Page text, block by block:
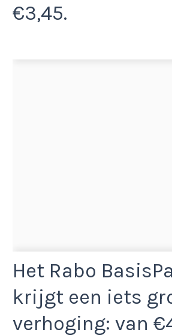
€3,45.
Het Rabo
krijgt een iets
verhoging: van